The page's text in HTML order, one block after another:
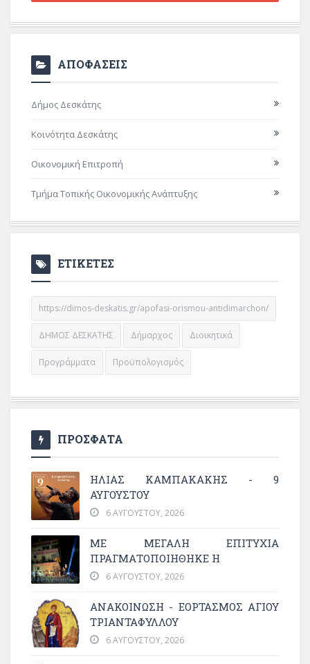
ΑΠΟΦΑΣΕΙΣ
Δήμος Δεσκάτης
Κοινότητα Δεσκάτης
Οικονομική Επιτροπή
Τμήμα Τοπικής Οικονομικής Ανάπτυξης
ΕΤΙΚΕΤΕΣ
https://dimos-deskatis.gr/apofasi-orismou-antidimarchon/
ΔΗΜΟΣ ΔΕΣΚΑΤΗΣ Δήμαρχος Διοικητικά
Προγράμματα Προϋπολογισμός
ΠΡΟΣΦΑΤΑ
ΗΛΙΑΣ ΚΑΜΠΑΚΑΚΗΣ - 9
ΑΥΓΟΥΣΤΟΥ
6 ΑΥΓΟΎΣΤΟΥ, 2026
ΜΕ ΜΕΓΆΛΗ ΕΠΙΤΥΧΊΑ
ΠΡΑΓΜΑΤΟΠΟΙΉΘΗΚΕ Η
6 ΑΥΓΟΎΣΤΟΥ, 2026
ΑΝΑΚΟΙΝΩΣΗ - ΕΟΡΤΑΣΜΟΣ ΑΓΙΟΥ
ΤΡΙΑΝΤΑΦΥΛΛΟΥ
6 ΑΥΓΟΎΣΤΟΥ, 2026